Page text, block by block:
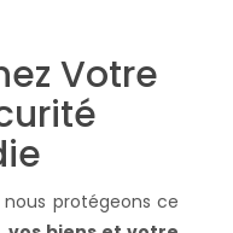
Votre
nous protégeons ce